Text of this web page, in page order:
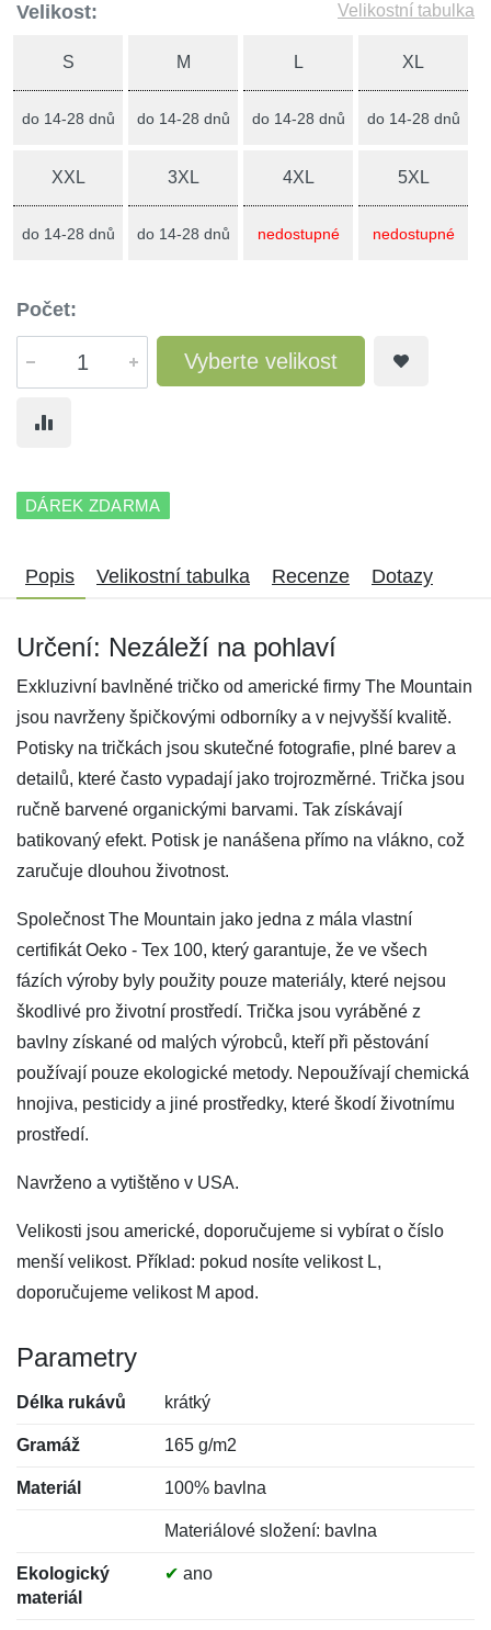
Velikost: Velikostní tabulka
S
do 14-28 dnů
M
do 14-28 dnů
L
do 14-28 dnů
XL
do 14-28 dnů
XXL
do 14-28 dnů
3XL
do 14-28 dnů
4XL
nedostupné
5XL
nedostupné
Počet:
Vyberte velikost
DÁREK ZDARMA
Popis Velikostní tabulka Recenze Dotazy
Určení: Nezáleží na pohlaví
Exkluzivní bavlněné tričko od americké firmy The Mountain
jsou navrženy špičkovými odborníky a v nejvyšší kvalitě.
Potisky na tričkách jsou skutečné fotografie, plné barev a
detailů, které často vypadají jako trojrozměrné. Trička jsou
ručně barvené organickými barvami. Tak získávají
batikovaný efekt. Potisk je nanášena přímo na vlákno, což
zaručuje dlouhou životnost.
Společnost The Mountain jako jedna z mála vlastní
certifikát Oeko - Tex 100, který garantuje, že ve všech
fázích výroby byly použity pouze materiály, které nejsou
škodlivé pro životní prostředí. Trička jsou vyráběné z
bavlny získané od malých výrobců, kteří při pěstování
používají pouze ekologické metody. Nepoužívají chemická
hnojiva, pesticidy a jiné prostředky, které škodí životnímu
prostředí.
Navrženo a vytištěno v USA.
Velikosti jsou americké, doporučujeme si vybírat o číslo
menší velikost. Příklad: pokud nosíte velikost L,
doporučujeme velikost M apod.
Parametry
Délka rukávů krátký
Gramáž 165 g/m2
Materiál 100% bavlna
Materiálové složení: bavlna
Ekologický
materiál
✔ ano